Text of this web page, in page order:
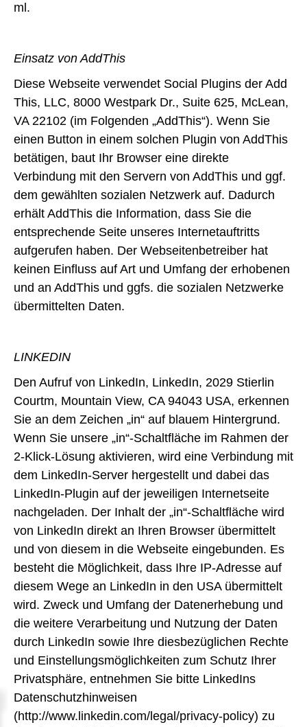
ml.
Einsatz von AddThis
Diese Webseite verwendet Social Plugins der Add
This, LLC, 8000 Westpark Dr., Suite 625, McLean,
VA 22102 (im Folgenden „AddThis“). Wenn Sie
einen Button in einem solchen Plugin von AddThis
betätigen, baut Ihr Browser eine direkte
Verbindung mit den Servern von AddThis und ggf.
dem gewählten sozialen Netzwerk auf. Dadurch
erhält AddThis die Information, dass Sie die
entsprechende Seite unseres Internetauftritts
aufgerufen haben. Der Webseitenbetreiber hat
keinen Einfluss auf Art und Umfang der erhobenen
und an AddThis und ggfs. die sozialen Netzwerke
übermittelten Daten.
LINKEDIN
Den Aufruf von LinkedIn, LinkedIn, 2029 Stierlin
Courtm, Mountain View, CA 94043 USA, erkennen
Sie an dem Zeichen „in“ auf blauem Hintergrund.
Wenn Sie unsere „in“-Schaltfläche im Rahmen der
2-Klick-Lösung aktivieren, wird eine Verbindung mit
dem LinkedIn-Server hergestellt und dabei das
LinkedIn-Plugin auf der jeweiligen Internetseite
nachgeladen. Der Inhalt der „in“-Schaltfläche wird
von LinkedIn direkt an Ihren Browser übermittelt
und von diesem in die Webseite eingebunden. Es
besteht die Möglichkeit, dass Ihre IP-Adresse auf
diesem Wege an LinkedIn in den USA übermittelt
wird. Zweck und Umfang der Datenerhebung und
die weitere Verarbeitung und Nutzung der Daten
durch LinkedIn sowie Ihre diesbezüglichen Rechte
und Einstellungsmöglichkeiten zum Schutz Ihrer
Privatsphäre, entnehmen Sie bitte LinkedIns
Datenschutzhinweisen
(http://www.linkedin.com/legal/privacy-policy) zu